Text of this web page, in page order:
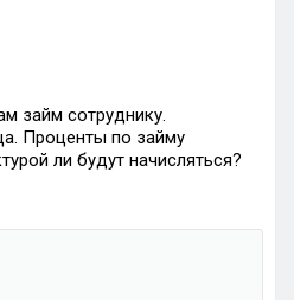
займ сотруднику.
Проценты по займу
ли будут начисляться?